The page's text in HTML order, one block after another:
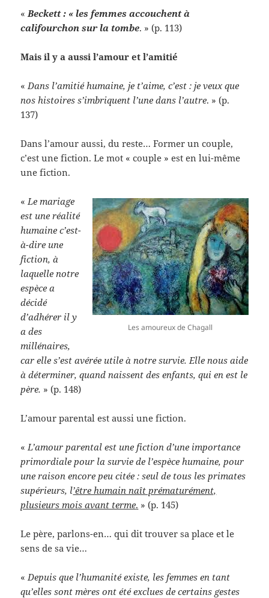
« Beckett : « les femmes accouchent à
califourchon sur la tombe. » (p. 113)
Mais il y a aussi l’amour et l’amitié
« Dans l’amitié humaine, je t’aime, c’est : je veux que
nos histoires s’imbriquent l’une dans l’autre. » (p.
137)
Dans l’amour aussi, du reste… Former un couple,
c’est une fiction. Le mot « couple » est en lui-même
une fiction.
Les amoureux de Chagall
« Le mariage
est une réalité
humaine c’est-
à-dire une
fiction, à
laquelle notre
espèce a
décidé
d’adhérer il y
a des
millénaires,
car elle s’est avérée utile à notre survie. Elle nous aide
à déterminer, quand naissent des enfants, qui en est le
père. » (p. 148)
L’amour parental est aussi une fiction.
« L’amour parental est une fiction d’une importance
primordiale pour la survie de l’espèce humaine, pour
une raison encore peu citée : seul de tous les primates
supérieurs, l’être humain naît prématurément,
plusieurs mois avant terme. » (p. 145)
Le père, parlons-en… qui dit trouver sa place et le
sens de sa vie…
« Depuis que l’humanité existe, les femmes en tant
qu’elles sont mères ont été exclues de certains gestes